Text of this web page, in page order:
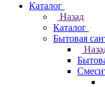
Каталог
Назад
Каталог
Бытовая